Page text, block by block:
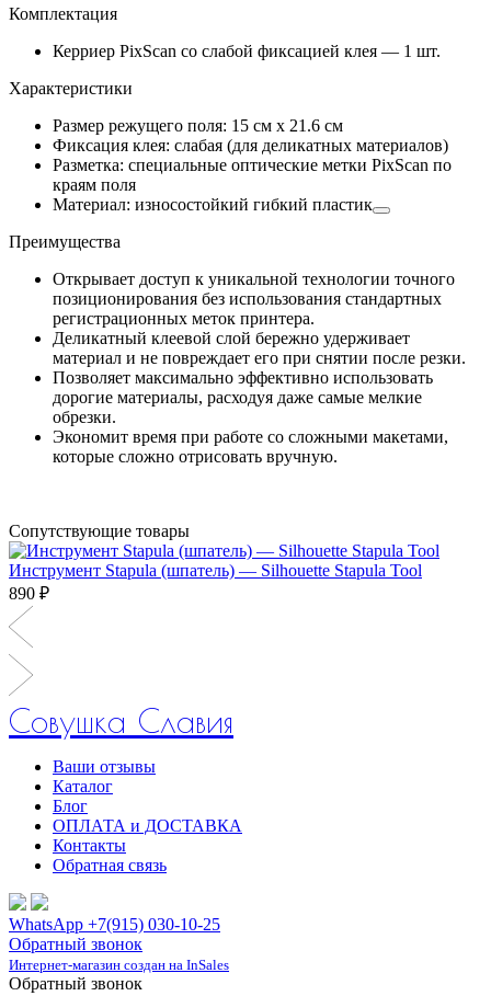
Комплектация
Керриер PixScan со слабой фиксацией клея — 1 шт.
Характеристики
Размер режущего поля: 15 см х 21.6 см
Фиксация клея: слабая (для деликатных материалов)
Разметка: специальные оптические метки PixScan по
краям поля
Материал: износостойкий гибкий пластик
Преимущества
Открывает доступ к уникальной технологии точного
позиционирования без использования стандартных
регистрационных меток принтера.
Деликатный клеевой слой бережно удерживает
материал и не повреждает его при снятии после резки.
Позволяет максимально эффективно использовать
дорогие материалы, расходуя даже самые мелкие
обрезки.
Экономит время при работе со сложными макетами,
которые сложно отрисовать вручную.
Сопутствующие товары
Инструмент Stapula (шпатель) — Silhouette Stapula Tool
890 ₽
Совушка Славия
Ваши отзывы
Каталог
Блог
ОПЛАТА и ДОСТАВКА
Контакты
Обратная связь
WhatsApp +7(915) 030-10-25
Обратный звонок
Интернет-магазин создан на InSales
Обратный звонок